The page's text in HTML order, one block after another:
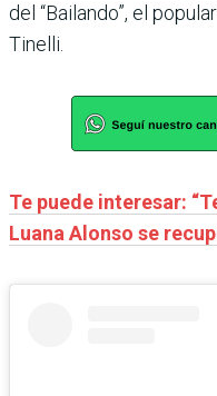
del “Bailando”, el
Tinelli.
Te puede interesar:
Luana Alonso se